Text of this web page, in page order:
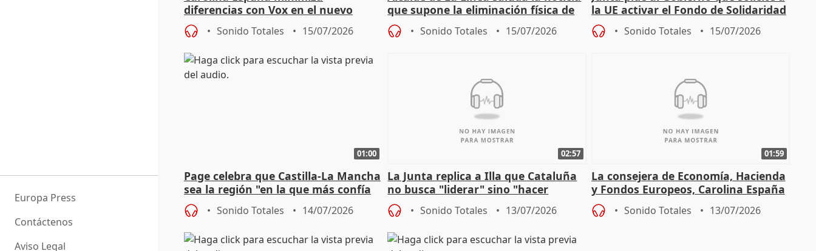
Europa Press
Contáctenos
Aviso Legal
diferencias con Vox en el nuevo
Gobierno: "Lo importante es que sea
una legSonido Totales 15/07/2026
que supone la eliminación física de
la Verja de Gibraltar
Sonido Totales 15/07/2026
la UE activar el Fondo de Solidaridad
para afrontar daños del
Sonido Totales 15/07/2026
01:00
Page celebra que Castilla-La Mancha
sea la región "en la que más confía
el empresariado"
Sonido Totales 14/07/2026
02:57
La Junta replica a Illa que Cataluña
no busca "liderar" sino "hacer
trampa" con la financiación
Sonido Totales 13/07/2026
01:59
La consejera de Economía, Hacienda
y Fondos Europeos, Carolina España
Sonido Totales 13/07/2026